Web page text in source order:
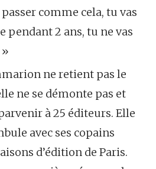
passer comme cela, tu vas
pendant 2 ans, tu ne vas
ne retient pas le
ne se démonte pas et
à 25 éditeurs. Elle
avec ses copains
d’édition de Paris.